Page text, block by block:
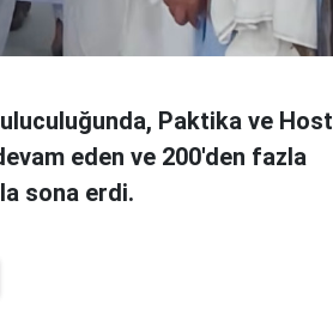
Paktika ve Host
eden ve 200'den fazla
sona erdi.